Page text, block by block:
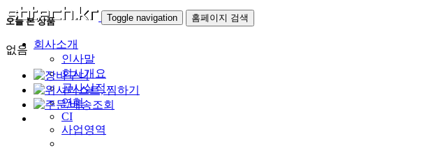
Toggle navigation 홈페이지 검색
회사소개
인사말
회사개요
공사실적
연혁
CI
사업영역
오늘 본 상품
없음